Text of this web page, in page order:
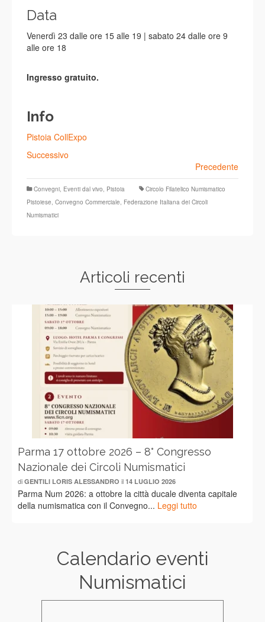
Data
Venerdì 23 dalle ore 15 alle 19 | sabato 24 dalle ore 9
alle ore 18
Ingresso gratuito.
Info
Pistoia CollExpo
Successivo
Precedente
Convegni, Eventi dal vivo, Pistoia
Circolo Filatelico Numismatico
Pistoiese, Convegno Commerciale, Federazione Italiana dei Circoli
Numismatici
Articoli recenti
Parma 17 ottobre 2026 – 8° Congresso
Nazionale dei Circoli Numismatici
di GENTILI LORIS ALESSANDRO il 14 LUGLIO 2026
Parma Num 2026: a ottobre la città ducale diventa capitale
della numismatica con il Convegno... Leggi tutto
Calendario eventi
Numismatici